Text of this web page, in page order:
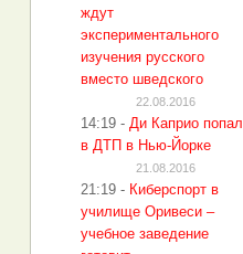
ждут
экспериментального
изучения русского
вместо шведского
22.08.2016
14:19 - Ди Каприо попал
в ДТП в Нью-Йорке
21.08.2016
21:19 - Киберспорт в
училище Оривеси –
учебное заведение